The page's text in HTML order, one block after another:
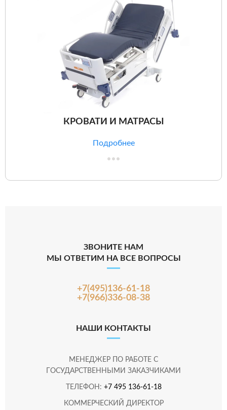
КРОВАТИ И МАТРАСЫ
Подробнее
ЗВОНИТЕ НАМ
МЫ ОТВЕТИМ НА ВСЕ ВОПРОСЫ
+7(495)136-61-18
+7(966)336-08-38
НАШИ КОНТАКТЫ
МЕНЕДЖЕР ПО РАБОТЕ С
ГОСУДАРСТВЕННЫМИ ЗАКАЗЧИКАМИ
ТЕЛЕФОН: +7 495 136-61-18
КОММЕРЧЕСКИЙ ДИРЕКТОР